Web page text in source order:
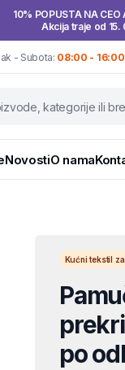
10% POPUSTA NA CEO
Akcija traje od 15.
- Subota: 08:00 - 16:00
NovostiO nama
Kućni tekstil
po